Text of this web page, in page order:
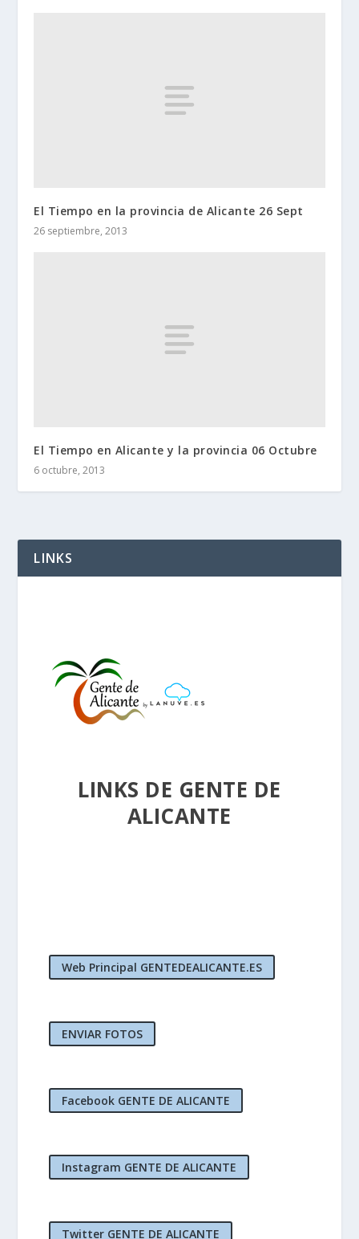
El Tiempo en la provincia de Alicante 26 Sept
26 septiembre, 2013
El Tiempo en Alicante y la provincia 06 Octubre
6 octubre, 2013
LINKS
LINKS DE GENTE DE
ALICANTE
Web Principal GENTEDEALICANTE.ES
ENVIAR FOTOS
Facebook GENTE DE ALICANTE
Instagram GENTE DE ALICANTE
Twitter GENTE DE ALICANTE